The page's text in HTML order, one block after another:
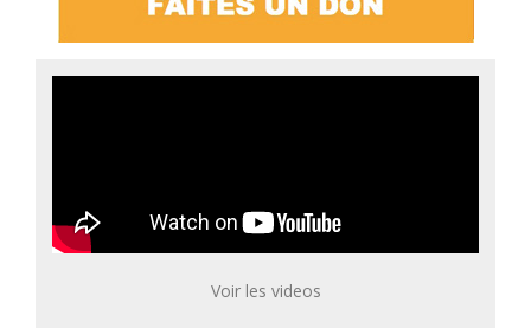
Voir les videos